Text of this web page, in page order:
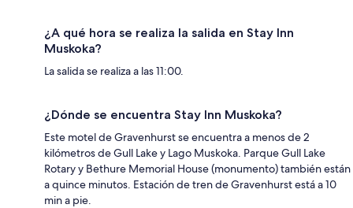
¿A qué hora se realiza la salida en Stay Inn
Muskoka?
La salida se realiza a las 11:00.
¿Dónde se encuentra Stay Inn Muskoka?
Este motel de Gravenhurst se encuentra a menos de 2
kilómetros de Gull Lake y Lago Muskoka. Parque Gull Lake
Rotary y Bethure Memorial House (monumento) también están
a quince minutos. Estación de tren de Gravenhurst está a 10
min a pie.